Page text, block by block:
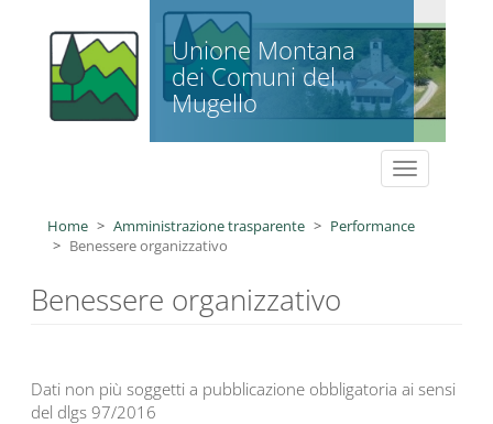
Salta al contenuto principale
Unione Montana
dei Comuni del
Mugello
Toggle
navigation
Home
Amministrazione trasparente
Performance
Benessere organizzativo
Benessere organizzativo
Dati non più soggetti a pubblicazione obbligatoria ai sensi
del dlgs 97/2016